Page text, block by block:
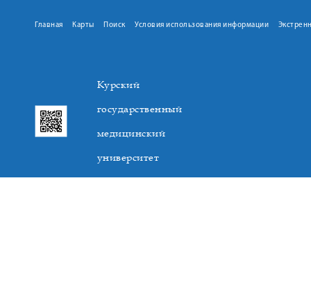
Главная Карты Поиск Условия использования информации
Курский
государственный
медицинский
университет